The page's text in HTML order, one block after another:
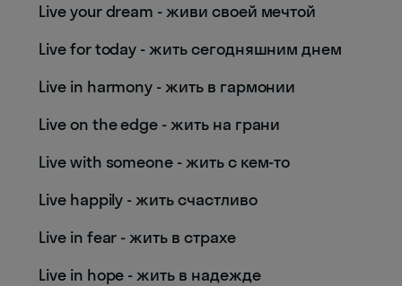
Live your dream - живи своей мечтой
Live for today - жить сегодняшним днем
Live in harmony - жить в гармонии
Live on the edge - жить на грани
Live with someone - жить с кем-то
Live happily - жить счастливо
Live in fear - жить в страхе
Live in hope - жить в надежде